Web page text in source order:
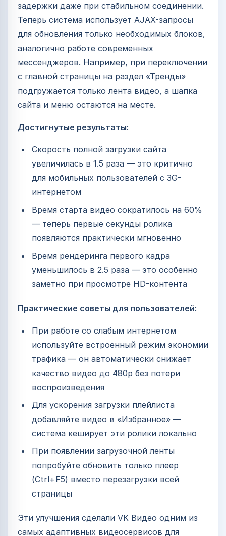
задержки даже при стабильном соединении.
Теперь система использует AJAX-запросы
для обновления только необходимых блоков,
аналогично работе современных
мессенджеров. Например, при переключении
с главной страницы на раздел «Тренды»
подгружается только лента видео, а шапка
сайта и меню остаются на месте.
Достигнутые результаты:
Скорость полной загрузки сайта
увеличилась в 1.5 раза — это критично
для мобильных пользователей с 3G-
интернетом
Время старта видео сократилось на 60%
— теперь первые секунды ролика
появляются практически мгновенно
Время рендеринга первого кадра
уменьшилось в 2.5 раза — это особенно
заметно при просмотре HD-контента
Практические советы для пользователей:
При работе со слабым интернетом
используйте встроенный режим экономии
трафика — он автоматически снижает
качество видео до 480p без потери
воспроизведения
Для ускорения загрузки плейлиста
добавляйте видео в «Избранное» —
система кеширует эти ролики локально
При появлении загрузочной ленты
попробуйте обновить только плеер
(Ctrl+F5) вместо перезагрузки всей
страницы
Эти улучшения сделали VK Видео одним из
самых адаптивных видеосервисов для